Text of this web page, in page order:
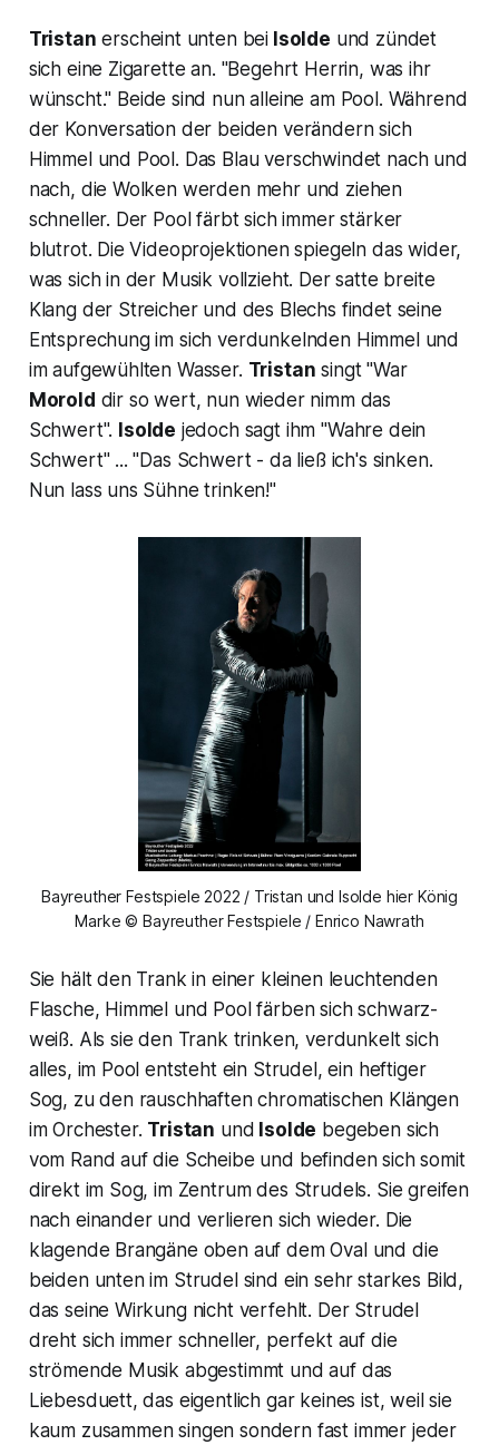
Tristan erscheint unten bei Isolde und zündet
sich eine Zigarette an. "Begehrt Herrin, was ihr
wünscht." Beide sind nun alleine am Pool. Während
der Konversation der beiden verändern sich
Himmel und Pool. Das Blau verschwindet nach und
nach, die Wolken werden mehr und ziehen
schneller. Der Pool färbt sich immer stärker
blutrot. Die Videoprojektionen spiegeln das wider,
was sich in der Musik vollzieht. Der satte breite
Klang der Streicher und des Blechs findet seine
Entsprechung im sich verdunkelnden Himmel und
im aufgewühlten Wasser. Tristan singt"War
Morold dir so wert, nun wieder nimm das
Schwert". Isolde jedoch sagt ihm"Wahre dein
Schwert" ... "Das Schwert - da ließ ich's sinken.
Nun lass uns Sühne trinken!"
Bayreuther Festspiele 2022 / Tristan und Isolde hier König
Marke © Bayreuther Festspiele / Enrico Nawrath
Sie hält den Trank in einer kleinen leuchtenden
Flasche, Himmel und Pool färben sich schwarz-
weiß. Als sie den Trank trinken, verdunkelt sich
alles, im Pool entsteht ein Strudel, ein heftiger
Sog, zu den rauschhaften chromatischen Klängen
im Orchester. Tristan und Isolde begeben sich
vom Rand auf die Scheibe und befinden sich somit
direkt im Sog, im Zentrum des Strudels. Sie greifen
nach einander und verlieren sich wieder. Die
klagende Brangäne oben auf dem Oval und die
beiden unten im Strudel sind ein sehr starkes Bild,
das seine Wirkung nicht verfehlt. Der Strudel
dreht sich immer schneller, perfekt auf die
strömende Musik abgestimmt und auf das
Liebesduett, das eigentlich gar keines ist, weil sie
kaum zusammen singen sondern fast immer jeder